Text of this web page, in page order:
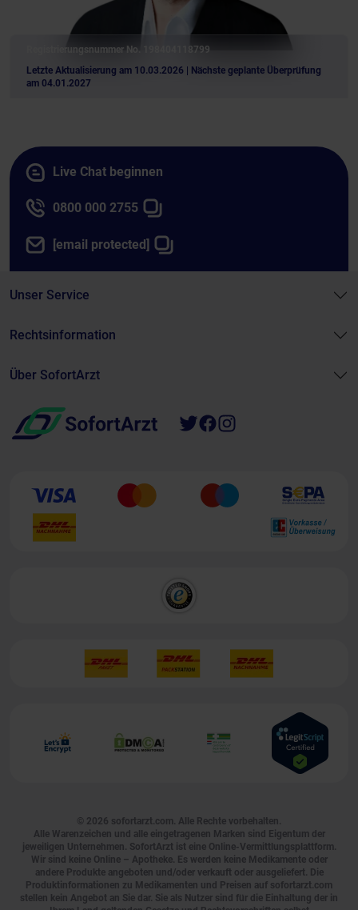
Letzte Aktualisierung am 10.03.2026
| Nächste geplante Überprüfung
am 04.01.2027
Registrierungsnummer No. 198404118799
Live Chat beginnen
0800 000 2755
[email protected]
Unser Service
Rechtsinformation
Über SofortArzt
© 2026 sofortarzt.com. Alle Rechte vorbehalten.
Alle Warenzeichen und alle eingetragenen Marken sind Eigentum der
jeweiligen Unternehmen. SofortArzt ist eine Online-Vermittlungsplattform.
Wir sind keine Online – Apotheke. Es werden keine Medikamente oder
andere Produkte angeboten und/oder verkauft oder ausgeliefert. Die
Produktinformationen zu Medikamenten und Preisen auf sofortarzt.com
stellen kein Angebot an Sie dar. Sie als Nutzer sind für die Einhaltung der in